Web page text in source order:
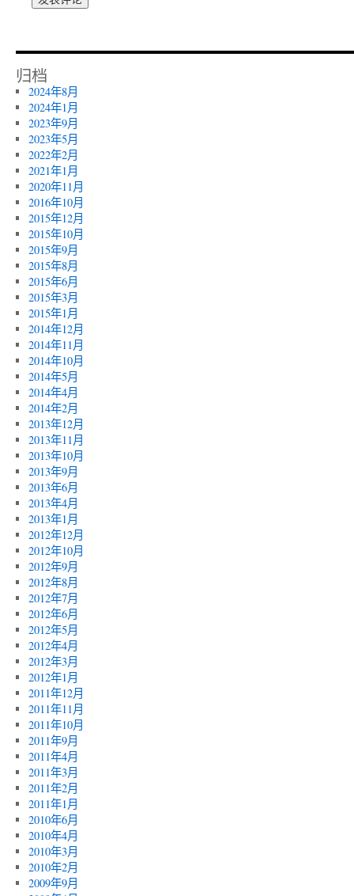
归档
2024年8月
2024年1月
2023年9月
2023年5月
2022年2月
2021年1月
2020年11月
2016年10月
2015年12月
2015年10月
2015年9月
2015年8月
2015年6月
2015年3月
2015年1月
2014年12月
2014年11月
2014年10月
2014年5月
2014年4月
2014年2月
2013年12月
2013年11月
2013年10月
2013年9月
2013年6月
2013年4月
2013年1月
2012年12月
2012年10月
2012年9月
2012年8月
2012年7月
2012年6月
2012年5月
2012年4月
2012年3月
2012年1月
2011年12月
2011年11月
2011年10月
2011年9月
2011年4月
2011年3月
2011年2月
2011年1月
2010年6月
2010年4月
2010年3月
2010年2月
2009年9月